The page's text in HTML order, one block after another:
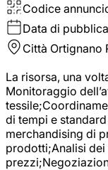
Codice
Data di
Città Ortignano
La risorsa, una
Monitoraggio
di tempi e
merchandising di
prodotti;Analisi